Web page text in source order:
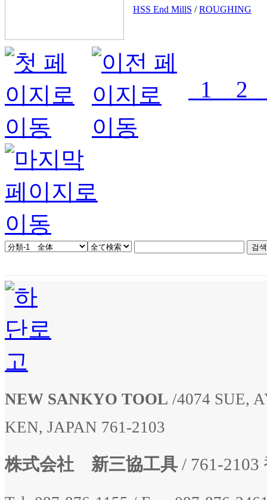
HSS End MillS /ROUGHING
1 2
NEW SANKYO TOOL /4074 SUE,
KEN, JAPAN 761-2103
株式会社 新三協工具 / 761-